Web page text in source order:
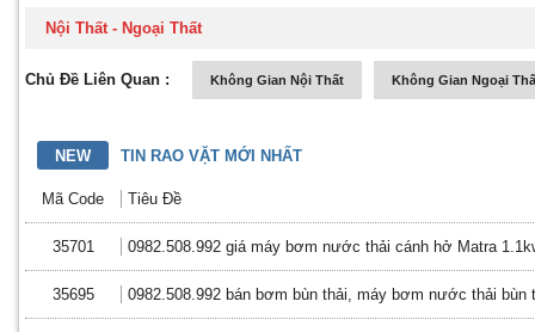
Nội Thất - Ngoại Thất
Chủ Đề Liên Quan : Không Gian Nội Thất Không Gian Ngoại
NEW TIN RAO VẶT MỚI NHẤT
Mã Code Tiêu Đề
35701 0982.508.992 giá máy bơm nước thải cánh hở Matra
35695 0982.508.992 bán bơm bùn thải, máy bơm nước thải bùn